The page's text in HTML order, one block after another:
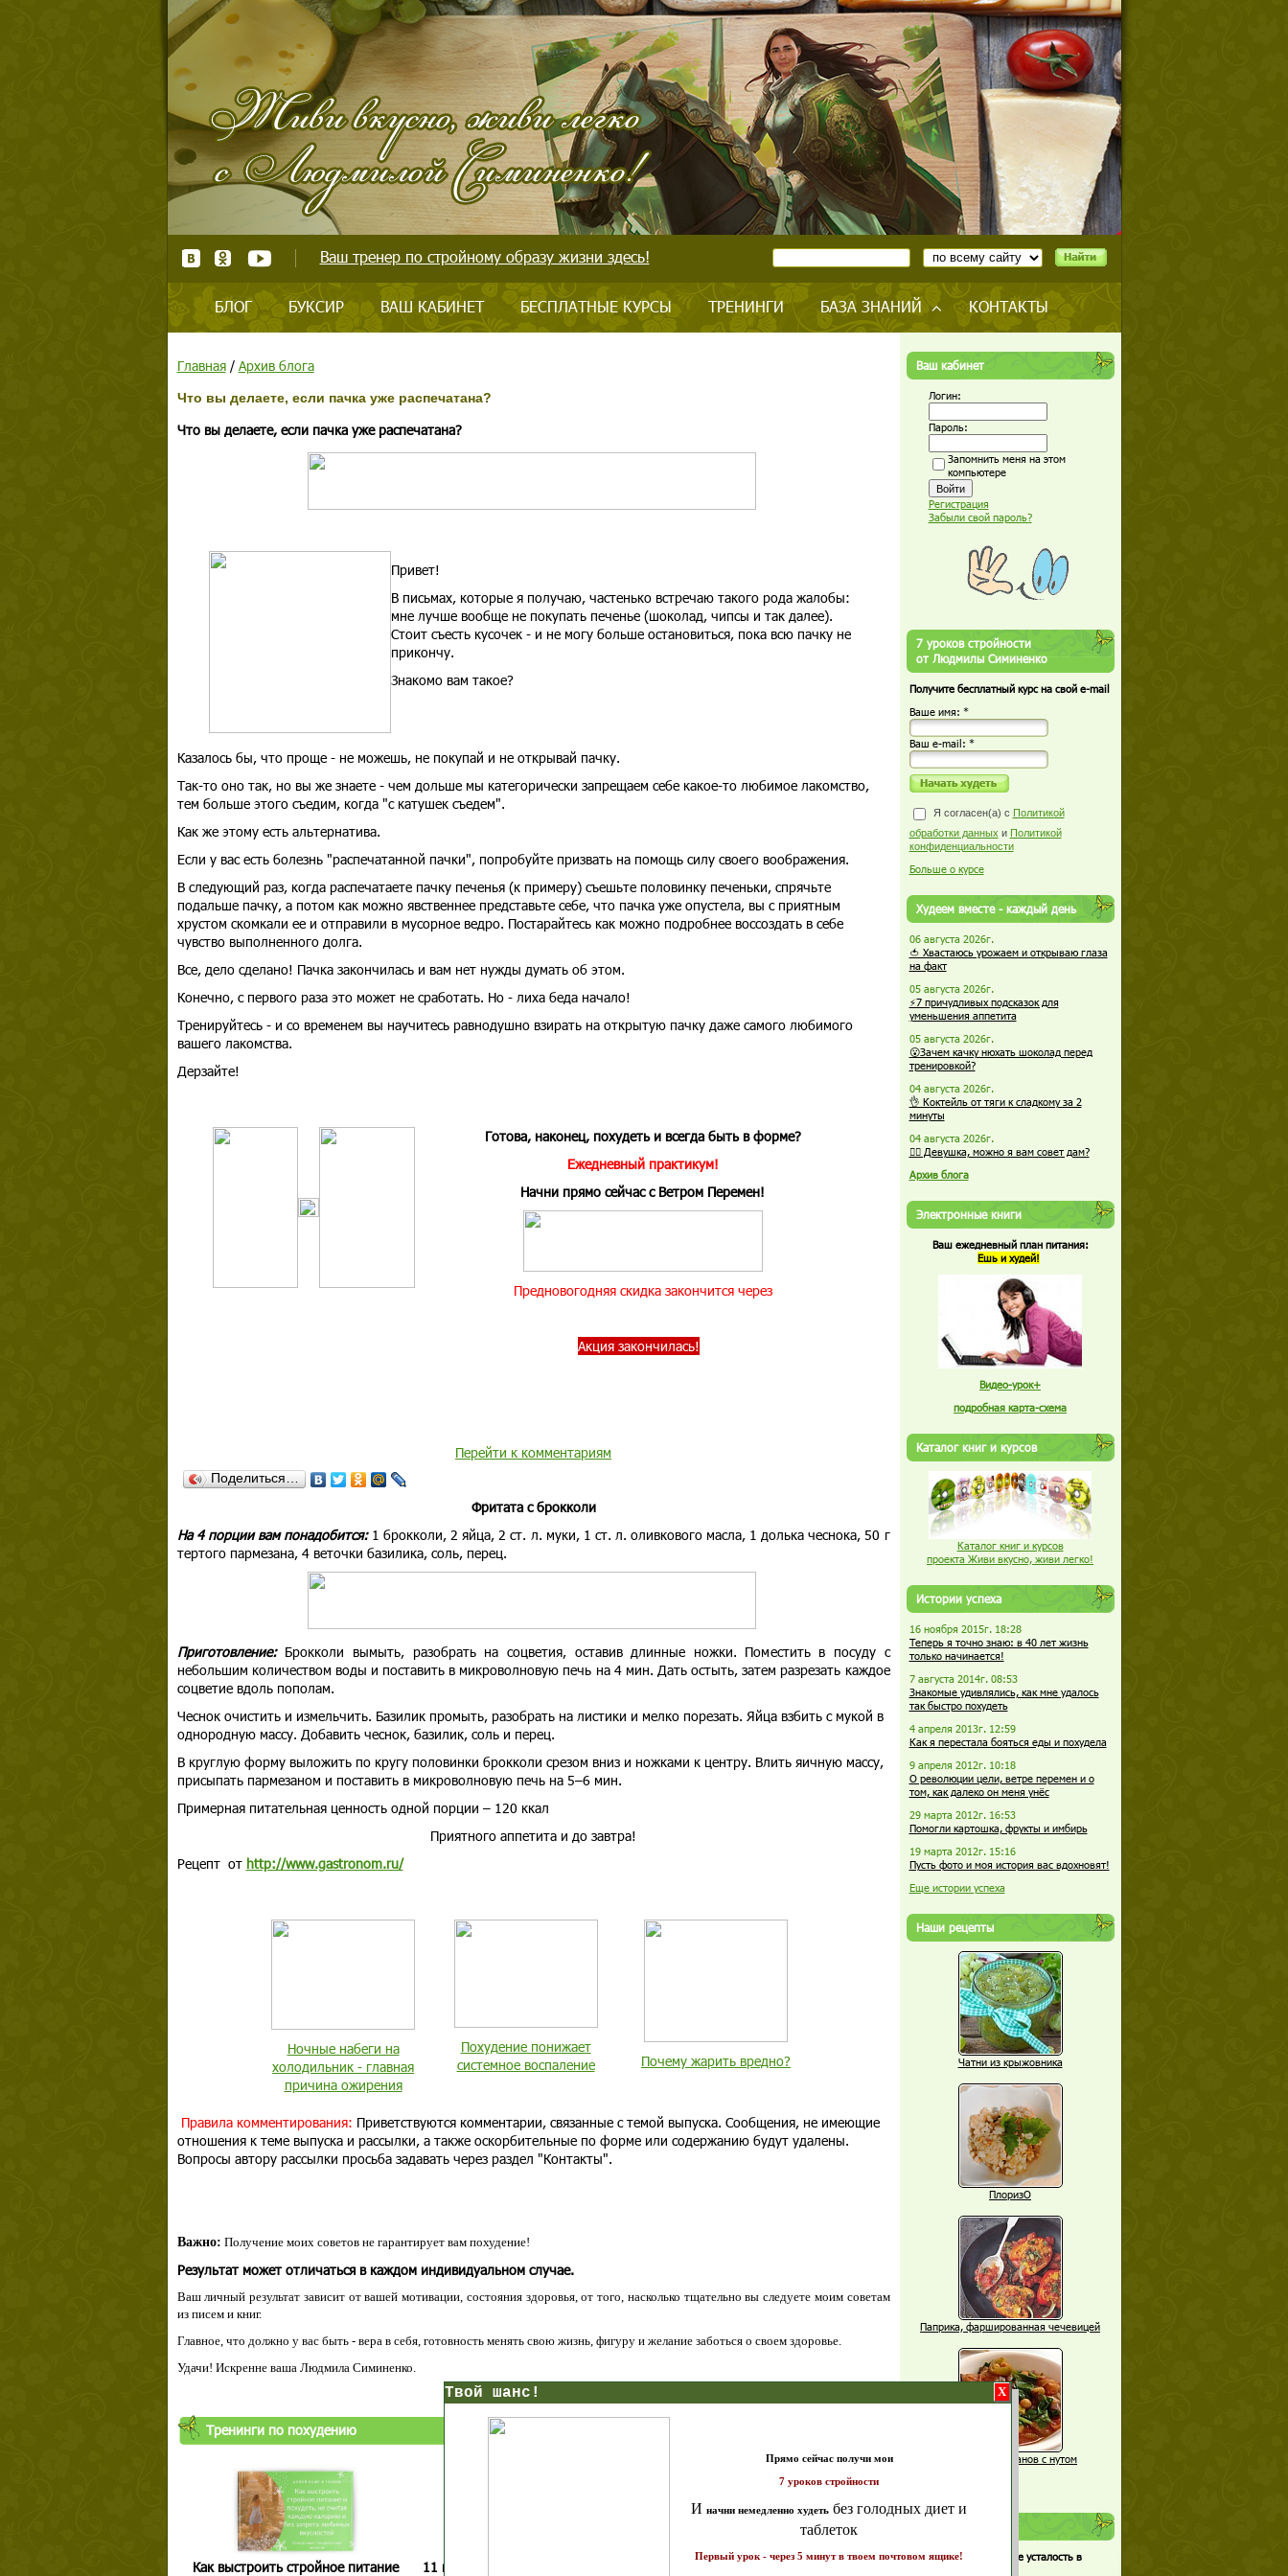
Ваш тренер по стройному образу жизни здесь!
БЛОГ БУКСИР ВАШ КАБИНЕТ БЕСПЛАТНЫЕ КУРСЫ ТРЕНИНГИ БАЗА ЗНАНИЙ КОНТАКТЫ
Главная/ Архив блога
Что вы делаете, если пачка уже распечатана?
Что вы делаете, если пачка уже распечатана?
Привет!
В письмах, которые я получаю, частенько встречаю такого рода жалобы:
мне лучше вообще не покупать печенье (шоколад, чипсы и так далее).
Стоит съесть кусочек - и не могу больше остановиться, пока всю пачку не
прикончу.
Знакомо вам такое?
Казалось бы, что проще - не можешь, не покупай и не открывай пачку.
Так-то оно так, но вы же знаете - чем дольше мы категорически запрещаем себе какое-то любимое лакомство,
тем больше этого съедим, когда "с катушек съедем".
Как же этому есть альтернатива.
Если у вас есть болезнь "распечатанной пачки", попробуйте призвать на помощь силу своего воображения.
В следующий раз, когда распечатаете пачку печенья (к примеру) съешьте половинку печеньки, спрячьте
подальше пачку, а потом как можно явственнее представьте себе, что пачка уже опустела, вы с приятным
хрустом скомкали ее и отправили в мусорное ведро. Постарайтесь как можно подробнее воссоздать в себе
чувство выполненного долга.
Все, дело сделано! Пачка закончилась и вам нет нужды думать об этом.
Конечно, с первого раза это может не сработать. Но - лиха беда начало!
Тренируйтесь - и со временем вы научитесь равнодушно взирать на открытую пачку даже самого любимого
вашего лакомства.
Дерзайте!
Готова, наконец, похудеть и всегда быть в форме?
Ежедневный практикум!
Начни прямо сейчасс Ветром Перемен!
Предновогодняя скидка закончится через
Акция закончилась!
Перейти к комментариям
Поделиться…
Фритата с брокколи
На 4 порции вам понадобится: 1 брокколи, 2 яйца, 2 ст. л. муки, 1 ст. л. оливкового масла, 1 долька чеснока, 50 г
тертого пармезана, 4 веточки базилика, соль, перец.
Приготовление:Брокколи вымыть, разобрать на соцветия, оставив длинные ножки. Поместить в посуду с
небольшим количеством воды и поставить в микроволновую печь на 4 мин. Дать остыть, затем разрезать каждое
соцветие вдоль пополам.
Чеснок очистить и измельчить. Базилик промыть, разобрать на листики и мелко порезать. Яйца взбить с мукой в
однородную массу. Добавить чеснок, базилик, соль и перец.
В круглую форму выложить по кругу половинки брокколи срезом вниз и ножками к центру. Влить яичную массу,
присыпать пармезаном и поставить в микроволновую печь на 5–6 мин.
Примерная питательная ценность одной порции – 120 ккал
Приятного аппетита и до завтра!
Рецепт от http://www.gastronom.ru/
Ночные набеги на
холодильник - главная
причина ожирения
Похудение понижает
системное воспаление
Почему жарить вредно?
Правила комментирования: Приветствуются комментарии, связанные с темой выпуска. Сообщения, не имеющие
отношения к теме выпуска и рассылки, а также оскорбительные по форме или содержанию будут удалены.
Вопросы автору рассылки просьба задавать через раздел "Контакты".
Важно: Получение моих советов не гарантирует вам похудение!
Результат может отличаться в каждом индивидуальном случае.
Ваш личный результат зависит от вашей мотивации, состояния здоровья, от того, насколько тщательно вы следуете моим советам
из писем и книг.
Главное, что должно у вас быть - вера в себя, готовность менять свою жизнь, фигуру и желание заботься о своем здоровье.
Удачи! Искренне ваша Людмила Симиненко.
Тренинги по похудению
Как выстроить стройное питание
11 каратов стройности для занятых
Как запустить жиросжигание за 7
Ваш кабинет
Логин:
Пароль:
Запомнить меня на этом
компьютере
Регистрация
Забыли свой пароль?
7 уроков стройности
от Людмилы Симиненко
Получите бесплатный курс на свой e-mail
Ваше имя: *
Ваш е-mail: *
Я согласен(а) с Политикой
обработки данных и Политикой
конфиденциальности
Больше о курсе
Худеем вместе - каждый день
06 августа 2026г.
🍅 Хвастаюсь урожаем и открываю глаза
на факт
05 августа 2026г.
⚡7 причудливых подсказок для
уменьшения аппетита
05 августа 2026г.
😮Зачем качку нюхать шоколад перед
тренировкой?
04 августа 2026г.
👌 Коктейль от тяги к сладкому за 2
минуты
04 августа 2026г.
🏋️‍♀️ Девушка, можно я вам совет дам?
Архив блога
Электронные книги
Ваш ежедневный план питания:
Ешь и худей!
Видео-урок+
подробная карта-схема
Каталог книг и курсов
Каталог книг и курсов
проекта Живи вкусно, живи легко!
Истории успеха
16 ноября 2015г. 18:28
Теперь я точно знаю: в 40 лет жизнь
только начинается!
7 августа 2014г. 08:53
Знакомые удивлялись, как мне удалось
так быстро похудеть
4 апреля 2013г. 12:59
Как я перестала бояться еды и похудела
9 апреля 2012г. 10:18
О революции цели, ветре перемен и о
том, как далеко он меня унёс
29 марта 2012г. 16:53
Помогли картошка, фрукты и имбирь
19 марта 2012г. 15:16
Пусть фото и моя история вас вдохновят!
Еще истории успеха
Наши рецепты
Чатни из крыжовника
ПлоризО
Паприка, фаршированная чечевицей
Рагу из баклажанов с нутом
Часто ли вы чувствуете усталость в
Твой шанс!
Прямо сейчас получи мои
7 уроков стройности
начни немедленно худетьбез голодных диет и
Первый урок - через 5 минут в твоем почтовом ящике!